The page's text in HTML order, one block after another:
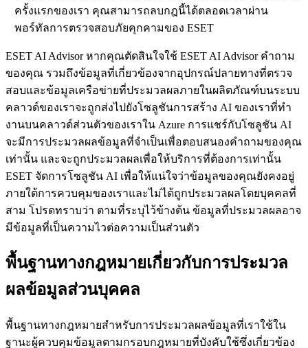
ครั้งแรกของเรา คุณสามารถลบกฎนี้ได้ตลอดเวลาผ่าน
พอร์ทัลการตรวจสอบภัยคุกคามของ ESET
ESET AI Advisorหากคุณตัดสินใจใช้ ESET AI Advisor คําถาม
ของคุณ รวมถึงข้อมูลที่เกี่ยวข้องจากอุปกรณ์ปลายทางที่ตรวจ
สอบและข้อมูลเครือข่ายที่ประมวลผลภายในผลิตภัณฑ์บนระบบ
คลาวด์ของเราจะถูกส่งไปยังโซลูชันการสร้าง AI ของเราที่ทํา
งานบนคลาวด์ส่วนตัวของเราใน Azure การแชร์กับโซลูชัน AI
จะมีการประมวลผลข้อมูลที่จําเป็นเพื่อตอบสนองคําถามของคุณ
เท่านั้น และจะถูกประมวลผลเพื่อให้บริการที่ต้องการเท่านั้น
ESET จัดการโซลูชัน AI เพื่อให้แน่ใจว่าข้อมูลของคุณยังคงอยู่
ภายใต้การควบคุมของเราและไม่ได้ถูกประมวลผลโดยบุคคลที่
สาม โปรดทราบว่า ตามที่ระบุไว้ข้างต้น ข้อมูลที่ประมวลผลอาจ
มีข้อมูลที่เป็นความไวต่อความเป็นส่วนตัว
พื้นฐานทางกฎหมายเกี่ยวกับการประมวล
ผลข้อมูลส่วนบุคคล
พื้นฐานทางกฎหมายสำหรับการประมวลผลข้อมูลที่เราใช้ใน
ฐานะผู้ควบคุมข้อมูลตามกรอบกฎหมายที่บังคับใช้ซึ่งเกี่ยวข้อง